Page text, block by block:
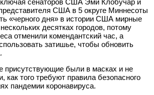
сенаторов США Эми Клобучар и
США в 5 округе Миннесоты
«черного дня» в истории США мирные
десятках городов, потому
отменили комендантский час, а
затишье, чтобы обновить
присутствующие были в масках и не
как того требуют правила безопасного
пандемии коронавируса.